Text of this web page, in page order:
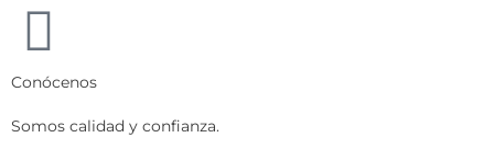
Conócenos
Somos calidad y confianza.